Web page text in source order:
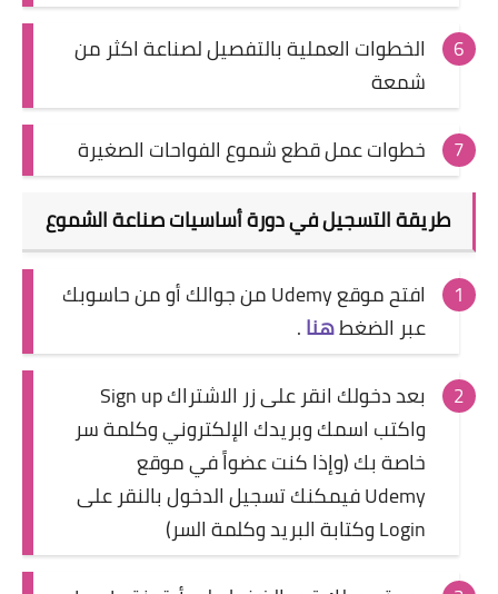
الخطوات العملية بالتفصيل لصناعة اكثر من
شمعة
خطوات عمل قطع شموع الفواحات الصغيرة
طريقة التسجيل في دورة أساسيات صناعة الشموع
افتح موقع Udemy من جوالك أو من حاسوبك
عبر الضغطهنا.
بعد دخولك انقر على زر الاشتراك Sign up
واكتب اسمك وبريدك الإلكتروني وكلمة سر
خاصة بك (وإذا كنت عضواً في موقع
Udemy فيمكنك تسجيل الدخول بالنقر على
Login وكتابة البريد وكلمة السر)